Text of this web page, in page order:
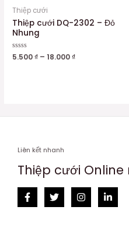
Thiệp cưới
Thiệp cưới DQ-2302 – Đỏ
Nhung
Được
xếp
5.500₫ –18.000₫
Liên kết nhanh
Thiệp cưới Online